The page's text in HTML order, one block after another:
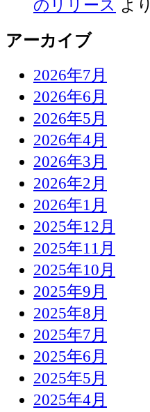
のリリース より
アーカイブ
2026年7月
2026年6月
2026年5月
2026年4月
2026年3月
2026年2月
2026年1月
2025年12月
2025年11月
2025年10月
2025年9月
2025年8月
2025年7月
2025年6月
2025年5月
2025年4月